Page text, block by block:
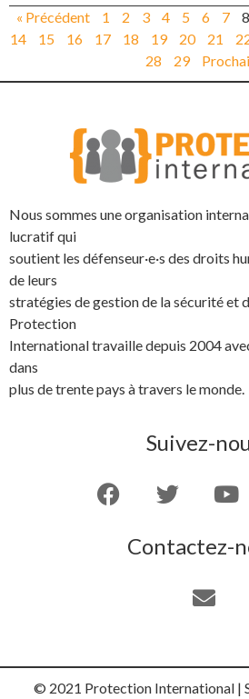
« Précédent 1 2 3 4 5 6 7 8
14
15 16 17 18 19 20 21
28
29
Nous sommes une organisation
lucratif qui
soutient les défenseur·e·s des droits
de leurs
stratégies de gestion de la sécurité et
Protection
International travaille depuis 2004
dans
plus de trente pays à travers le monde.
Suivez-
Contactez-
© 2021 Protection International |